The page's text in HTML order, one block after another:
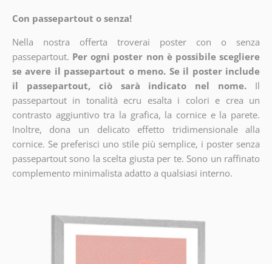
Con passepartout o senza!
Nella nostra offerta troverai poster con o senza
passepartout. Per ogni poster non è possibile scegliere
se avere il passepartout o meno. Se il poster include
il passepartout, ciò sarà indicato nel nome.
Il
passepartout in tonalità ecru esalta i colori e crea un
contrasto aggiuntivo tra la grafica, la cornice e la parete.
Inoltre, dona un delicato effetto tridimensionale alla
cornice. Se preferisci uno stile più semplice, i poster senza
passepartout sono la scelta giusta per te. Sono un raffinato
complemento minimalista adatto a qualsiasi interno.